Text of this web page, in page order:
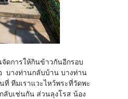
จัดการให้กินข้าวกันอีกรอบ
บางท่านกลับบ้าน บางท่าน
ที่ ทีมเราแวะไหว้พระที่วัดพะ
ลับเช่นกัน ส่วนลุงโรส น้อง